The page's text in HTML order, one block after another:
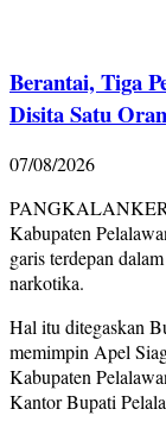
Berantai, Tiga
Disita Satu
07/08/2026
Kabupaten
garis terdepan
narkotika.
Hal itu ditegaskan
memimpin Apel
Kabupaten
Kantor Bupati